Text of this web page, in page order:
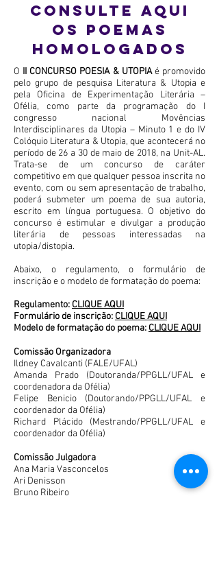
Consulte aqui
os poemas
homologados
O II CONCURSO POESIA & UTOPIAé promovido
pelo grupo de pesquisa Literatura & Utopia e
pela Oficina de Experimentação Literária –
Ofélia, como parte da programação do I
congresso nacional Movências
Interdisciplinares da Utopia – Minuto 1 e do IV
Colóquio Literatura & Utopia, que acontecerá no
período de 26 a 30 de maio de 2018, na Unit-AL.
Trata-se de um concurso de caráter
competitivo em que qualquer pessoa inscrita no
evento, com ou sem apresentação de trabalho,
poderá submeter um poema de sua autoria,
escrito em língua portuguesa. O objetivo do
concurso é estimular e divulgar a produção
literária de pessoas interessadas na
utopia/distopia.
Abaixo, o regulamento, o formulário de
inscrição e o modelo de formatação do poema:
Regulamento: CLIQUE AQUI
Formulário de inscrição: CLIQUE AQUI
Modelo de formatação do poema: CLIQUE AQUI
Comissão Organizadora
Ildney Cavalcanti (FALE/UFAL)
Amanda Prado (Doutoranda/PPGLL/UFAL e
coordenadora da Ofélia)
Felipe Benicio (Doutorando/PPGLL/UFAL e
coordenador da Ofélia)
Richard Plácido (Mestrando/PPGLL/UFAL e
coordenador da Ofélia)
Comissão Julgadora
Ana Maria Vasconcelos
Ari Denisson
Bruno Ribeiro